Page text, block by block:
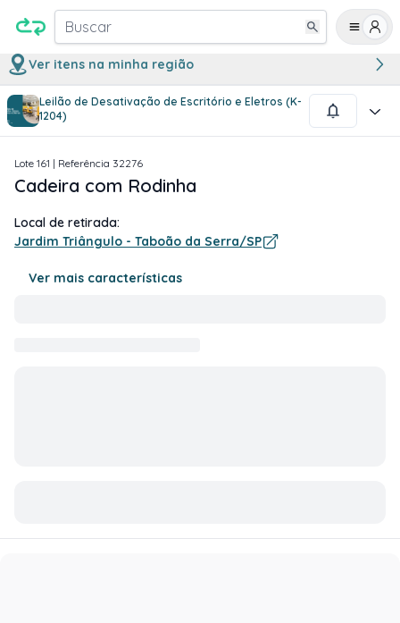
Buscar
Ver itens na minha região
Leilão de Desativação de Escritório e Eletros (K-
1204)
1/1
Lote 161 | Referência 32276
Cadeira com Rodinha
Local de retirada:
Jardim Triângulo - Taboão da Serra/SP
Ver mais características